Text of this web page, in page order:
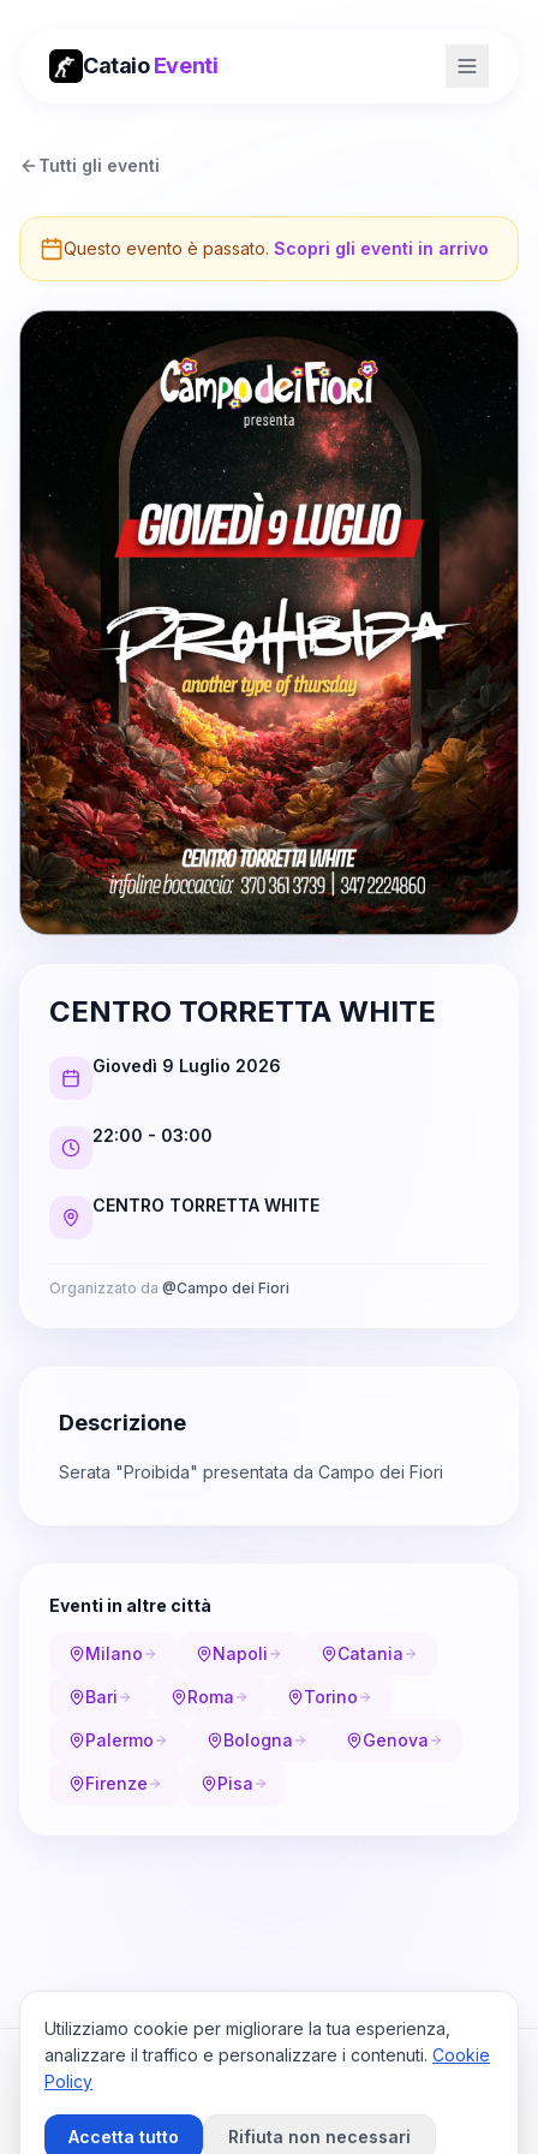
CataioEventi
Tutti gli eventi
Questo evento è passato. Scopri gli eventi in arrivo
CENTRO TORRETTA WHITE
Giovedì 9 Luglio 2026
22:00 - 03:00
CENTRO TORRETTA WHITE
Organizzato da @Campo dei Fiori
Descrizione
Serata "Proibida" presentata da Campo dei Fiori
Eventi in altre città
Milano Napoli Catania
Bari Roma Torino
Palermo Bologna Genova
Firenze Pisa
HomeViaggiPrivacy PolicyCookie PolicyContattaci
Utilizziamo cookie per migliorare la tua esperienza,
analizzare il traffico e personalizzare i contenuti. Cookie
Policy
Accetta tutto Rifiuta non necessari